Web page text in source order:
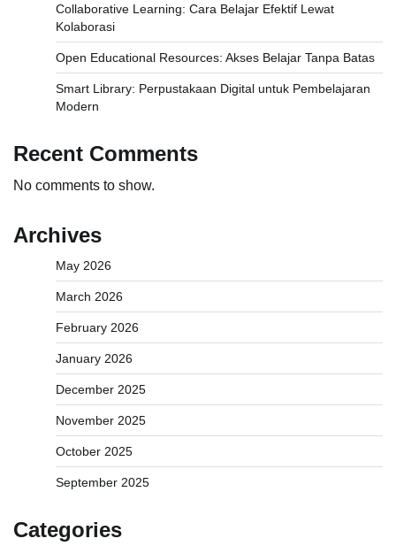
Collaborative Learning: Cara Belajar Efektif Lewat
Kolaborasi
Open Educational Resources: Akses Belajar Tanpa Batas
Smart Library: Perpustakaan Digital untuk Pembelajaran
Modern
Recent Comments
No comments to show.
Archives
May 2026
March 2026
February 2026
January 2026
December 2025
November 2025
October 2025
September 2025
Categories